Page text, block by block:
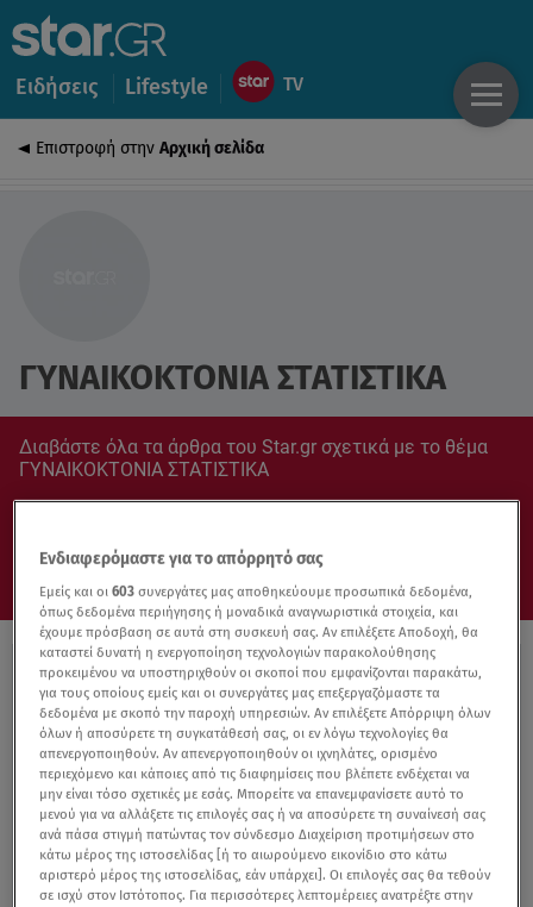
Ειδήσεις Lifestyle
Επιστροφή στην Αρχική σελίδα
ΓΥΝΑΙΚΟΚΤΟΝΙΑ ΣΤΑΤΙΣΤΙΚΑ
Διαβάστε όλα τα άρθρα του Star.gr σχετικά με το θέμα
ΓΥΝΑΙΚΟΚΤΟΝΙΑ ΣΤΑΤΙΣΤΙΚΑ
Ενδιαφερόμαστε για το απόρρητό σας
Εμείς και οι603 συνεργάτες μας αποθηκεύουμε προσωπικά δεδομένα,
όπως δεδομένα περιήγησης ή μοναδικά αναγνωριστικά στοιχεία, και
έχουμε πρόσβαση σε αυτά στη συσκευή σας. Αν επιλέξετε Αποδοχή, θα
καταστεί δυνατή η ενεργοποίηση τεχνολογιών παρακολούθησης
προκειμένου να υποστηριχθούν οι σκοποί που εμφανίζονται παρακάτω,
για τους οποίους εμείς και οι συνεργάτες μας επεξεργαζόμαστε τα
δεδομένα με σκοπό την παροχή υπηρεσιών. Αν επιλέξετε Απόρριψη όλων
όλων ή αποσύρετε τη συγκατάθεσή σας, οι εν λόγω τεχνολογίες θα
απενεργοποιηθούν. Αν απενεργοποιηθούν οι ιχνηλάτες, ορισμένο
περιεχόμενο και κάποιες από τις διαφημίσεις που βλέπετε ενδέχεται να
μην είναι τόσο σχετικές με εσάς. Μπορείτε να επανεμφανίσετε αυτό το
μενού για να αλλάξετε τις επιλογές σας ή να αποσύρετε τη συναίνεσή σας
ανά πάσα στιγμή πατώντας τον σύνδεσμο Διαχείριση προτιμήσεων στο
κάτω μέρος της ιστοσελίδας [ή το αιωρούμενο εικονίδιο στο κάτω
αριστερό μέρος της ιστοσελίδας, εάν υπάρχει]. Οι επιλογές σας θα τεθούν
σε ισχύ στον Ιστότοπος. Για περισσότερες λεπτομέρειες ανατρέξτε στην